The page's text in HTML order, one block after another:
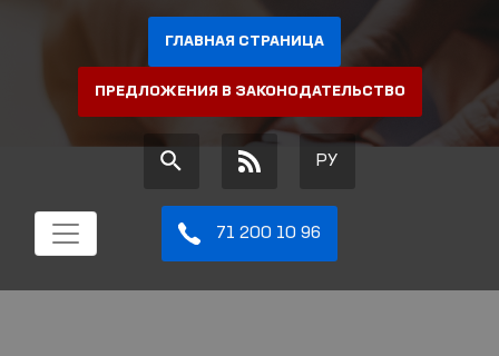
ГЛАВНАЯ СТРАНИЦА
ПРЕДЛОЖЕНИЯ В ЗАКОНОДАТЕЛЬСТВО
РУ
71 200 10 96